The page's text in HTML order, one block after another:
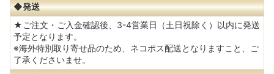
◆発送
★ご注文・ご入金確認後、3-4営業日（土日祝除く）以内に発送
予定となります。
※海外特別取り寄せ品のため、ネコポス配送となりますこと、ご
了承くださいませ。